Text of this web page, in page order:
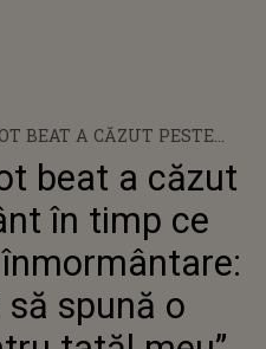
BEAT A CĂZUT PESTE
CE ȚINEA SLUJBA DE
”NU A PUTUT SĂ SPUNĂ
TATĂL MEU”
beat a căzut
în timp ce
spună o